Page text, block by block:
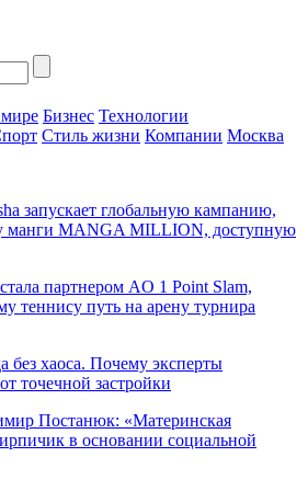
Бизнес Технологии
Стиль жизни Компании Москва
запускает глобальную кампанию,
манги MANGA MILLION, доступную
партнером AO 1 Point Slam,
теннису путь на арену турнира
без хаоса. Почему эксперты
точечной застройки
Постанюк: «Материнская
в основании социальной